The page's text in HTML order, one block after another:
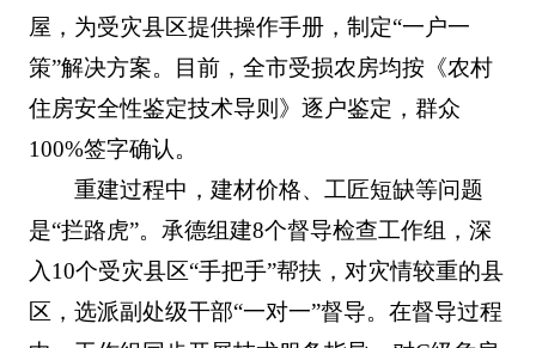
屋，为受灾县区提供操作手册，制定“一户一
策”解决方案。目前，全市受损农房均按《农村
住房安全性鉴定技术导则》逐户鉴定，群众
100%签字确认。
重建过程中，建材价格、工匠短缺等问题
是“拦路虎”。承德组建8个督导检查工作组，深
入10个受灾县区“手把手”帮扶，对灾情较重的县
区，选派副处级干部“一对一”督导。在督导过程